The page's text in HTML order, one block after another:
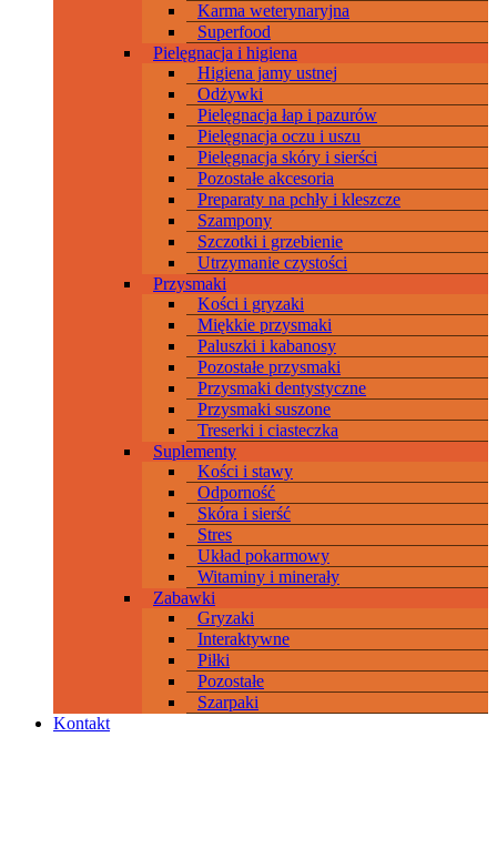
Karma weterynaryjna
Superfood
Pielęgnacja i higiena
Higiena jamy ustnej
Odżywki
Pielęgnacja łap i pazurów
Pielęgnacja oczu i uszu
Pielęgnacja skóry i sierści
Pozostałe akcesoria
Preparaty na pchły i kleszcze
Szampony
Szczotki i grzebienie
Utrzymanie czystości
Przysmaki
Kości i gryzaki
Miękkie przysmaki
Paluszki i kabanosy
Pozostałe przysmaki
Przysmaki dentystyczne
Przysmaki suszone
Treserki i ciasteczka
Suplementy
Kości i stawy
Odporność
Skóra i sierść
Stres
Układ pokarmowy
Witaminy i minerały
Zabawki
Gryzaki
Interaktywne
Piłki
Pozostałe
Szarpaki
Kontakt